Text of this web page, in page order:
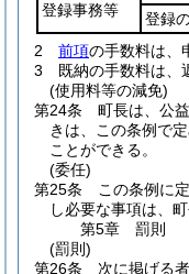
登録事務等
登録
2
前項の手数料は、
3
既納の手数料は、
(使用料等の減免)
第24条
町長は、公
きは、この条例で
ことができる。
(委任)
第25条
この条例に
し必要な事項は、
第5章
罰則
(罰則)
第26条
次に掲げる